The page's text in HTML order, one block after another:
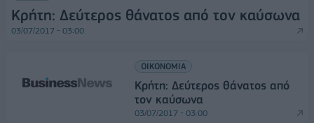
Κρήτη: Δεύτερος θάνατος από τον καύσωνα
03/07/2017 - 03:00
ΟΙΚΟΝΟΜΙΑ
Κρήτη: Δεύτερος θάνατος από
τον καύσωνα
03/07/2017 - 03:00